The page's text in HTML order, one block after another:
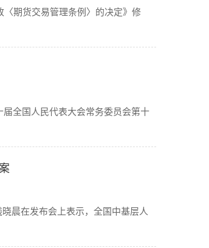
〈期货交易管理条例〉的决定》修
全国人民代表大会常务委员会第十
晨在发布会上表示，全国中基层人